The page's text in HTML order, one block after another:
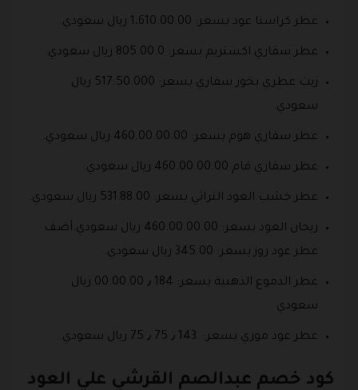
عطر كراسنا عود بسعر: 1،610.00.00 ريال سعودي.
عطر سفاري اكستريم بسعر: 805.00.0 ريال سعودي.
زيت عطري بخور سفاري بسعر: 517.50.000 ريال
سعودي.
عطر سفاري هوم بسعر: 460.00.00.00 ريال سعودي.
عطر سفاري فام 460.00.00.00 ريال سعودي.
عطر خشب العود التراثي بسعر: 531.88.00 ريال سعودي.
ريحان العود بسعر: 460.00.00.00 ريال سعودي.أضف
عطر عود روز بسعر: 345.00 ريال سعودي.
عطر الدموع الذهبية بسعر: 184 ٫ 00.00.00 ريال
سعودي
عطر عود موري بسعر: 143 ٫ 75 ٫ 75 ريال سعودي.
كود خصم عبدالصم القرشي علي العود